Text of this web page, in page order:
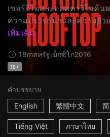
เซอร์จิโอและออคตาวิโอค้น
ความปรารถนาและความยั่ว
เพิ่มเติม
18mสหรัฐเม็กซิโก2016
18+
คำบรรยาย
English
繁體中文
Tiếng Việt ภาษาไทย